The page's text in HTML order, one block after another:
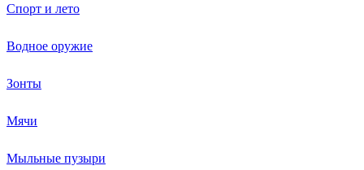
Спорт и лето
Водное оружие
Зонты
Мячи
Мыльные пузыри